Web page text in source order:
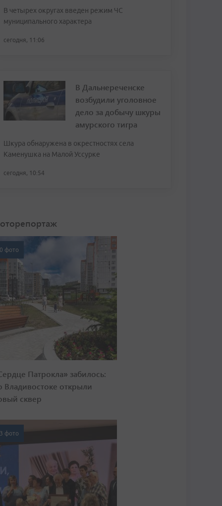
В четырех округах введен режим ЧС
муниципального характера
сегодня, 11:06
В Дальнереченске
возбудили уголовное
дело за добычу шкуры
амурского тигра
Шкура обнаружена в окрестностях села
Каменушка на Малой Уссурке
сегодня, 10:54
фото
Патрокла» забилось:
Владивостоке открыли
сквер
фото